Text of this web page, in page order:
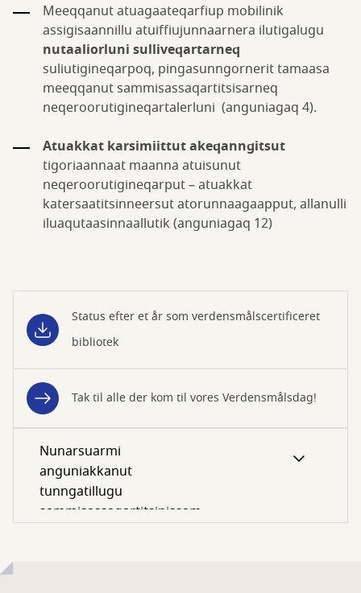
Meeqqanut atuagaateqarfiup mobilinik
assigisaannillu atuiffiujunnaarnera ilutigalugu
nutaaliorluni sulliveqartarneq
suliutigineqarpoq, pingasunngornerit tamaasa
meeqqanut sammisassaqartitsisarneq
neqeroorutigineqartalerluni (anguniagaq 4).
Atuakkat karsimiittut akeqanngitsut
tigoriaannaat maanna atuisunut
neqeroorutigineqarput – atuakkat
katersaatitsinneersut atorunnaagaapput, allanulli
iluaqutaasinnaallutik (anguniagaq 12)
Status efter et år som verdensmålscertificeret
bibliotek
Tak til alle der kom til vores Verdensmålsdag!
Nunarsuarmi
anguniakkanut
tunngatillugu
sammisassaqartitsinissamik